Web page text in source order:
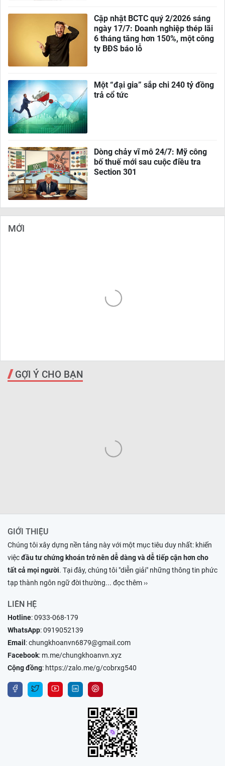
Cập nhật BCTC quý 2/2026 sáng
ngày 17/7: Doanh nghiệp thép lãi
6 tháng tăng hơn 150%, một công
ty BĐS báo lỗ
Một “đại gia” sắp chi 240 tỷ đồng
trả cổ tức
Dòng chảy vĩ mô 24/7: Mỹ công
bố thuế mới sau cuộc điều tra
Section 301
MỚI
GỢI Ý CHO BẠN
GIỚI THIỆU
Chúng tôi xây dựng nền tảng này với một mục tiêu duy nhất: khiến
việcđầu tư chứng khoán trở nên dễ dàng và dễ tiếp cận hơn cho
tất cả mọi người. Tại đây, chúng tôi "diễn giải" những thông tin phức
tạp thành ngôn ngữ đời thường... đọc thêm ››
LIÊN HỆ
Hotline:0933-068-179
WhatsApp:0919052139
Email :chungkhoanvn6879@gmail.com
Facebook: m.me/chungkhoanvn.xyz
Cộng đồng: https://zalo.me/g/cobrxg540